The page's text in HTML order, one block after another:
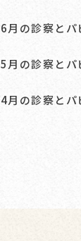
6月の診察とパ
5月の診察とパ
4月の診察とパ